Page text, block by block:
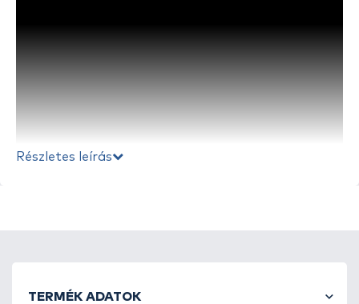
távolságba szeretnénk a végszerelékeket bevetni,
Részletes leírás
TERMÉK ADATOK